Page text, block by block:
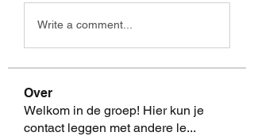
Write a comment...
Over
Welkom in de groep! Hier kun je
contact leggen met andere le...